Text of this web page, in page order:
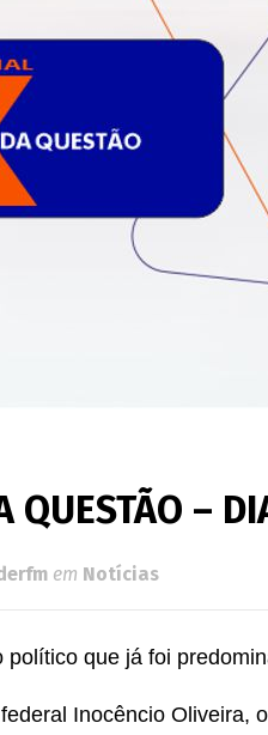
QUESTÃO –
em Notícias
que já foi
Inocêncio Oliveira,